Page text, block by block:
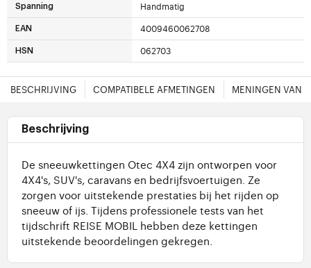
Spanning Handmatig
EAN 4009460062708
HSN 062703
BESCHRIJVING COMPATIBELE AFMETINGEN MENINGEN VAN
Beschrijving
De sneeuwkettingen Otec 4X4 zijn ontworpen voor
4X4's, SUV's, caravans en bedrijfsvoertuigen. Ze
zorgen voor uitstekende prestaties bij het rijden op
sneeuw of ijs. Tijdens professionele tests van het
tijdschrift REISE MOBIL hebben deze kettingen
uitstekende beoordelingen gekregen.